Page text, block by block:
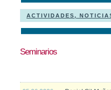
ACTIVIDADES,
Seminarios